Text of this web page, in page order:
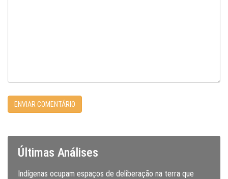
Últimas Análises
Indígenas ocupam espaços de deliberação na terra que